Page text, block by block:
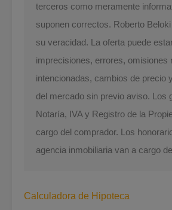
terceros como meramente
suponen correctos. Roberto
su veracidad. La oferta puede
imprecisiones, errores, omisiones
intencionadas, cambios de precio
del mercado sin previo aviso. Los
Notaría, IVA y Registro de la
cargo del comprador. Los
agencia inmobiliaria van a cargo
Calculadora de Hipoteca